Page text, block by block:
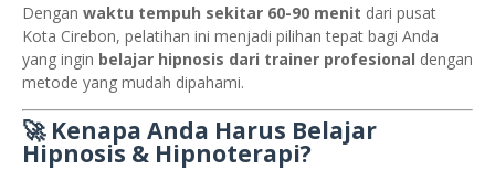
Dengan waktu tempuh sekitar 60-90 menit dari pusat
Kota Cirebon, pelatihan ini menjadi pilihan tepat bagi Anda
yang ingin belajar hipnosis dari trainer profesional dengan
metode yang mudah dipahami.
🚀 Kenapa Anda Harus Belajar
Hipnosis & Hipnoterapi?